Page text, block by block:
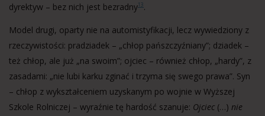
dyrektyw – bez nich jest bezradny13.
Model drugi, oparty nie na automistyfikacji, lecz wywiedziony z
rzeczywistości: pradziadek – „chłop pańszczyźniany”; dziadek –
też chłop, ale już „na swoim”; ojciec – również chłop, „hardy”, z
zasadami: „nie lubi karku zginać i trzyma się swego prawa”. Syn
– chłop z wykształceniem uzyskanym po wojnie w Wyższej
Szkole Rolniczej – wyraźnie tę hardość szanuje: Ojciec (…) nie